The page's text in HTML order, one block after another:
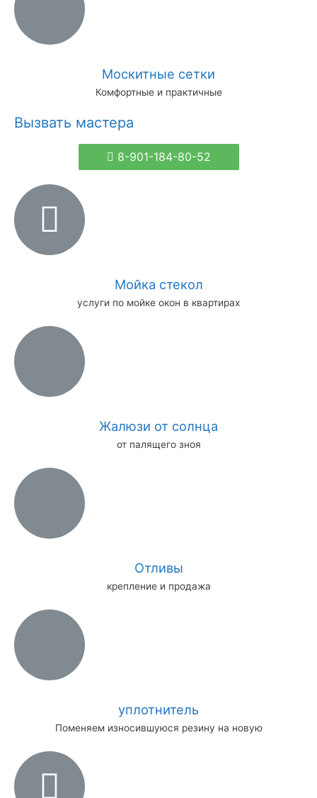
Москитные сетки
Комфортные и практичные
Вызвать мастера
8-901-184-80-52
Мойка стекол
услуги по мойке окон в квартирах
Жалюзи от солнца
от палящего зноя
Отливы
крепление и продажа
уплотнитель
Поменяем износившуюся резину на новую